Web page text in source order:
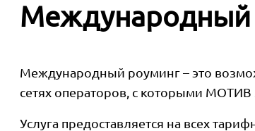
Международный
Международный роуминг – это
сетях операторов, с которыми
Услуга предоставляется на всех